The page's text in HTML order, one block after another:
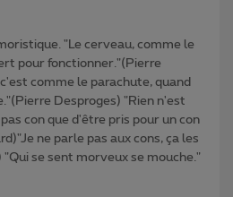
"Le cerveau, comme le
pour fonctionner."(Pierre
comme le parachute, quand
Desproges) "Rien n'est
con que d'être pris pour un con
ne parle pas aux cons, ça les
se sent morveux se mouche."